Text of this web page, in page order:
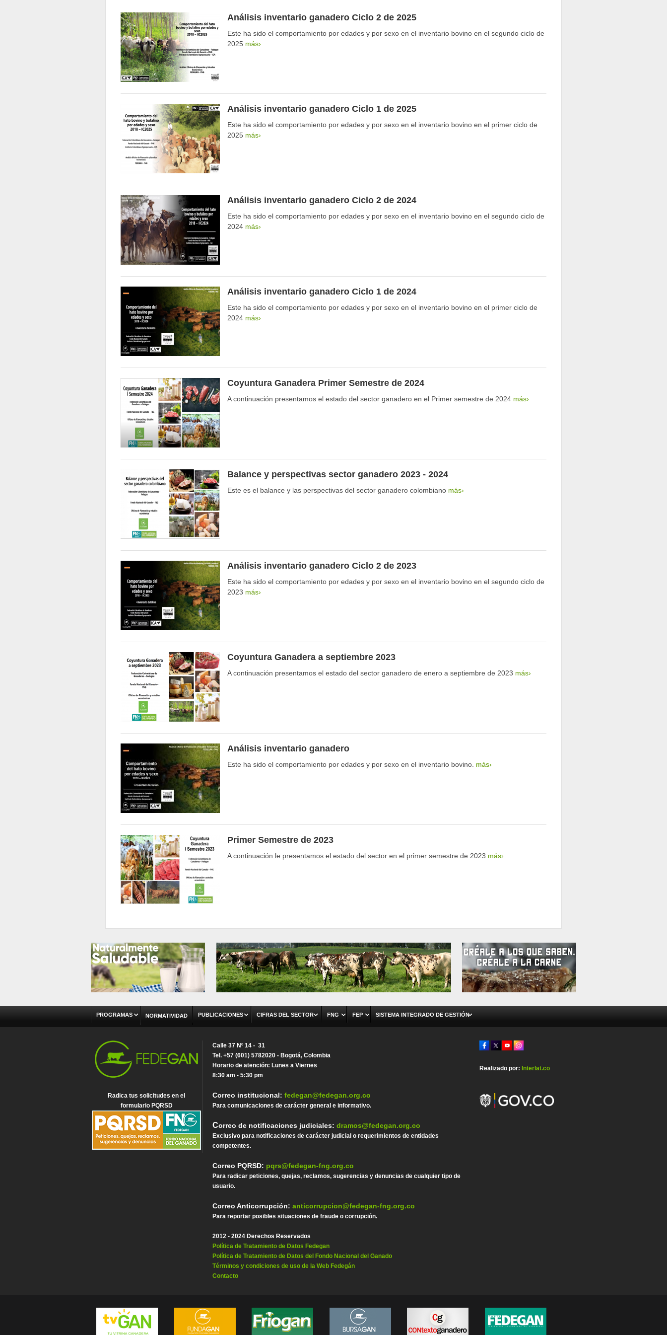
Análisis inventario ganadero Ciclo 2 de 2025
Este ha sido el comportamiento por edades y por sexo en el inventario bovino en el segundo ciclo de
2025 más›
Análisis inventario ganadero Ciclo 1 de 2025
Este ha sido el comportamiento por edades y por sexo en el inventario bovino en el primer ciclo de
2025 más›
Análisis inventario ganadero Ciclo 2 de 2024
Este ha sido el comportamiento por edades y por sexo en el inventario bovino en el segundo ciclo de
2024 más›
Análisis inventario ganadero Ciclo 1 de 2024
Este ha sido el comportamiento por edades y por sexo en el inventario bovino en el primer ciclo de
2024 más›
Coyuntura Ganadera Primer Semestre de 2024
A continuación presentamos el estado del sector ganadero en el Primer semestre de 2024 más›
Balance y perspectivas sector ganadero 2023 - 2024
Este es el balance y las perspectivas del sector ganadero colombiano más›
Análisis inventario ganadero Ciclo 2 de 2023
Este ha sido el comportamiento por edades y por sexo en el inventario bovino en el segundo ciclo de
2023 más›
Coyuntura Ganadera a septiembre 2023
A continuación presentamos el estado del sector ganadero de enero a septiembre de 2023 más›
Análisis inventario ganadero
Este ha sido el comportamiento por edades y por sexo en el inventario bovino. más›
Primer Semestre de 2023
A continuación le presentamos el estado del sector en el primer semestre de 2023 más›
PROGRAMAS NORMATIVIDAD PUBLICACIONES CIFRAS DEL SECTOR FNG FEP SISTEMA INTEGRADO DE GESTIÓN
Radica tus solicitudes en el
formulario PQRSD
Calle 37 Nº 14 - 31
Tel. +57 (601) 5782020 - Bogotá, Colombia
Horario de atención: Lunes a Viernes
8:30 am - 5:30 pm
Correo institucional:fedegan@fedegan.org.co
Para comunicaciones de carácter general e informativo.
Correo de notificaciones judiciales:dramos@fedegan.org.co
Exclusivo para notificaciones de carácter judicial o requerimientos de entidades
competentes.
Correo PQRSD: pqrs@fedegan-fng.org.co
Para radicar peticiones, quejas, reclamos, sugerencias y denuncias de cualquier tipo de
usuario.
Correo Anticorrupción:anticorrupcion@fedegan-fng.org.co
Para reportar posibles situaciones de fraude o corrupción.
2012 - 2024 Derechos Reservados
Política de Tratamiento de Datos Fedegan
Política de Tratamiento de Datos del Fondo Nacional del Ganado
Términos y condiciones de uso de la Web Fedegán
Contacto
Realizado por: Interlat.co